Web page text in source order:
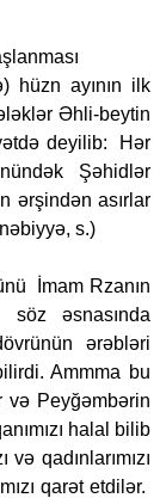
hüzn ayının ilk
Əhli-beytin
deyilib: Hər
Şəhidlər
ərşindən asırlar
s.)
İmam Rzanın
əsnasında
ərəbləri
Ammma bu
və Peyğəmbərin
halal bilib
qadınlarımızı
qarət etdilər.